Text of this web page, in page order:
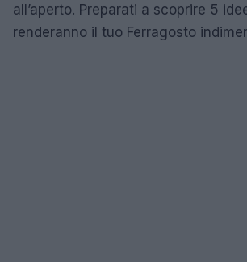
all’aperto. Preparati a scoprire 5
renderanno il tuo Ferragosto